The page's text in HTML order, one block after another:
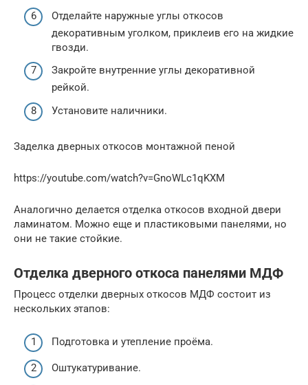
Отделайте наружные углы откосов
декоративным уголком, приклеив его на жидкие
гвозди.
Закройте внутренние углы декоративной
рейкой.
Установите наличники.
Заделка дверных откосов монтажной пеной
https://youtube.com/watch?v=GnoWLc1qKXM
Аналогично делается отделка откосов входной двери
ламинатом. Можно еще и пластиковыми панелями, но
они не такие стойкие.
Отделка дверного откоса панелями МДФ
Процесс отделки дверных откосов МДФ состоит из
нескольких этапов:
Подготовка и утепление проёма.
Оштукатуривание.